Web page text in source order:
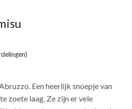
Een heerlijk snoepje van
zoete laag. Ze zijn er vele